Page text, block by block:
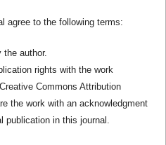
agree to the following terms:
the author.
rights with the work
Commons Attribution
the work with an acknowledgment
publication in this journal.